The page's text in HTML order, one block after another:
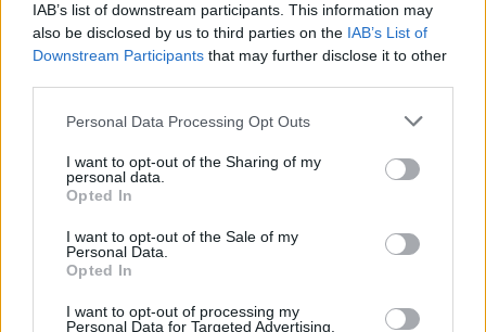
IAB’s list of downstream participants. This information may
also be disclosed by us to third parties on the IAB’s List of
Downstream Participants that may further disclose it to other
Personal Data Processing Opt Outs
I want to opt-out of the Sharing of my
personal data.
Opted In
I want to opt-out of the Sale of my
Personal Data.
Opted In
I want to opt-out of processing my
Personal Data for Targeted Advertising.
Κορυφώνεται η έξοδος του Αυγούστου – Πάνω από
56.000 επιβάτες αναχωρούν σήμερα από τα
λιμάνια της Αττικής
08/08/2026 - 14:30 ΕΛΛΑΔΑ
Δυτική Αττική: Η επόμενη ημέρα μετά τις πυρκαγιές
– Τα έργα Antinero και η «μάχη» πριν από τις
βροχές
08/08/2026 - 14:08
Ειδικό Χωροταξικό για τον Τουρισμό: Οι νέοι
κανόνες για επενδύσεις, νησιά και προορισμούς υπό
08/08/2026 - 13:21 ΤΟΥΡΙΣΜΟΣ